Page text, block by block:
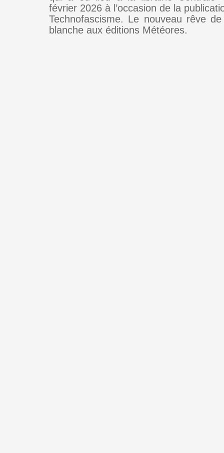
février 2026 à l’occasion de la
Technofascisme. Le nouveau rêve
blanche aux éditions Météores.